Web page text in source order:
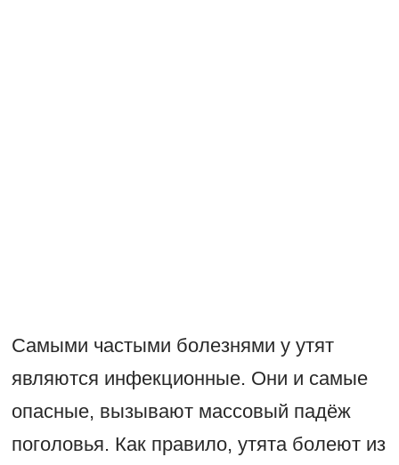
Самыми частыми болезнями у утят
являются инфекционные. Они и самые
опасные, вызывают массовый падёж
поголовья. Как правило, утята болеют из